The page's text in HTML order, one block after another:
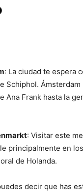
: La ciudad te espera
Schiphol.
Ana Frank hasta la
: Visitar este
principalmente en
de Holanda.
decir que has